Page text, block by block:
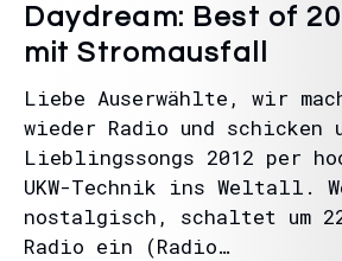
Daydream: Best of
mit Stromausfall
Liebe Auserwählte, wir
wieder Radio und schicken
Lieblingssongs 2012 per
UKW-Technik ins Weltall.
nostalgisch, schaltet um
Radio ein (Radio…